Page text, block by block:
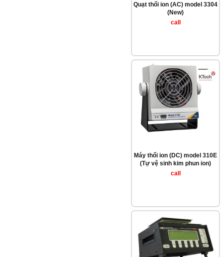
Quạt thổi ion (AC) model 3304
(New)
call
Máy thổi ion (DC) model 310E
(Tự vệ sinh kim phun ion)
call